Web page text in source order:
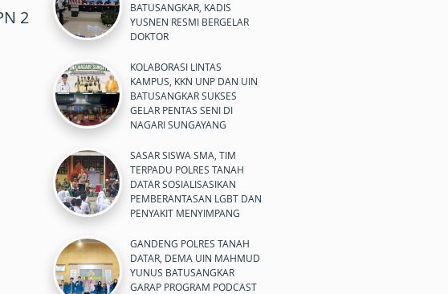
2
BATUSANGKAR, KADIS
YUSNEN RESMI BERGELAR
DOKTOR
KOLABORASI LINTAS
KAMPUS, KKN UNP DAN UIN
BATUSANGKAR SUKSES
GELAR PENTAS SENI DI
NAGARI SUNGAYANG
SASAR SISWA SMA, TIM
TERPADU POLRES TANAH
DATAR SOSIALISASIKAN
PEMBERANTASAN LGBT DAN
PENYAKIT MENYIMPANG
GANDENG POLRES TANAH
DATAR, DEMA UIN MAHMUD
YUNUS BATUSANGKAR
GARAP PROGRAM PODCAST